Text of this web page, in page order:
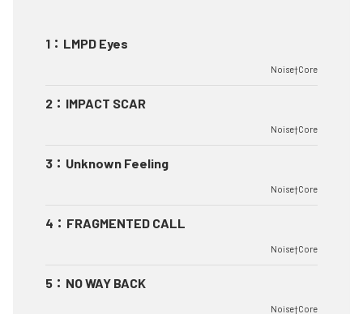
1 ： LMPD Eyes
Noise†Core
2 ： IMPACT SCAR
Noise†Core
3 ： Unknown Feeling
Noise†Core
4 ： FRAGMENTED CALL
Noise†Core
5 ： NO WAY BACK
Noise†Core